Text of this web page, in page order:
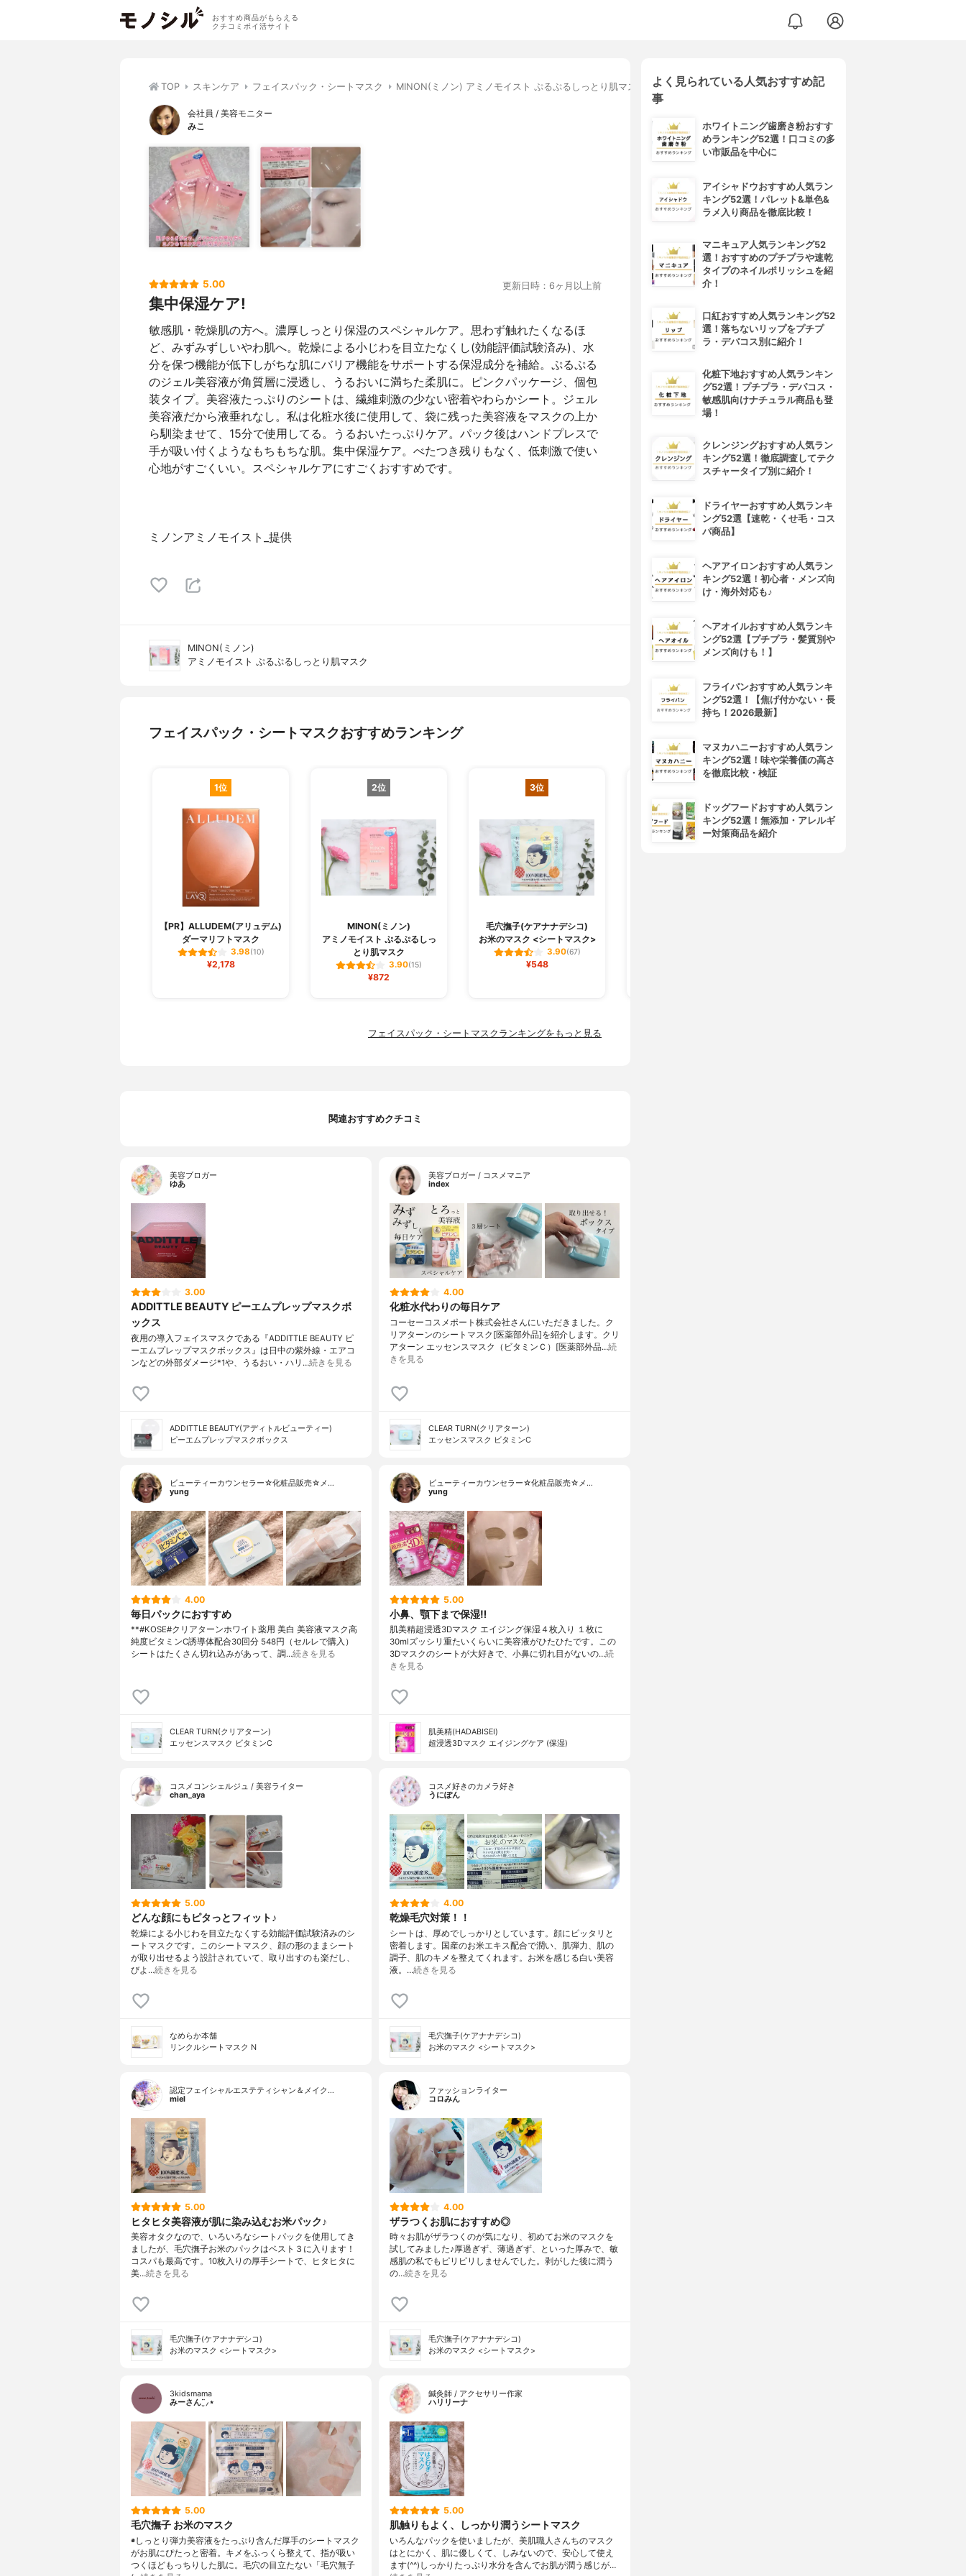
おすすめ商品がもらえる
クチコミポイ活サイト
TOP スキンケア フェイスパック・シートマスク MINON(ミノン) アミノモイスト ぷるぷるしっとり肌マスク
会社員 / 美容モニター
みこ
5.00 更新日時：6ヶ月以上前
集中保湿ケア!
敏感肌・乾燥肌の方へ。濃厚しっとり保湿のスペシャルケア。思わず触れたくなるほ
ど、みずみずしいやわ肌へ。乾燥による小じわを目立たなくし(効能評価試験済み)、水
分を保つ機能が低下しがちな肌にバリア機能をサポートする保湿成分を補給。ぷるぷる
のジェル美容液が角質層に浸透し、うるおいに満ちた柔肌に。ピンクパッケージ、個包
装タイプ。美容液たっぷりのシートは、繊維刺激の少ない密着やわらかシート。ジェル
美容液だから液垂れなし。私は化粧水後に使用して、袋に残った美容液をマスクの上か
ら馴染ませて、15分で使用してる。うるおいたっぷりケア。パック後はハンドプレスで
手が吸い付くようなもちもちな肌。集中保湿ケア。べたつき残りもなく、低刺激で使い
心地がすごくいい。スペシャルケアにすごくおすすめです。
ミノンアミノモイスト_提供
MINON(ミノン)
アミノモイスト ぷるぷるしっとり肌マスク
フェイスパック・シートマスクおすすめランキング
1位
【PR】ALLUDEM(アリュデム)
ダーマリフトマスク
3.98(10)
¥2,178
2位
MINON(ミノン)
アミノモイスト ぷるぷるしっ
とり肌マスク
3.90(15)
¥872
3位
毛穴撫子(ケアナナデシコ)
お米のマスク <シートマスク>
3.90(67)
¥548
フェイスパック・シートマスクランキングをもっと見る
関連おすすめクチコミ
美容ブロガー
ゆあ
3.00
ADDITTLE BEAUTY ピーエムプレップマスクボ
ックス
夜用の導入フェイスマスクである『ADDITTLE BEAUTY ピ
ーエムプレップマスクボックス』は日中の紫外線・エアコ
ンなどの外部ダメージ*1や、うるおい・ハリ…続きを見る
ADDITTLE BEAUTY(アディトルビューティー)
ピーエムプレップマスクボックス
美容ブロガー / コスメマニア
index
4.00
化粧水代わりの毎日ケア
コーセーコスメポート株式会社さんにいただきました。ク
リアターンのシートマスク[医薬部外品]を紹介します。クリ
アターン エッセンスマスク（ビタミンＣ）[医薬部外品…続
きを見る
CLEAR TURN(クリアターン)
エッセンスマスク ビタミンC
ビューティーカウンセラー☆化粧品販売☆メ…
yung
4.00
毎日パックにおすすめ
**#KOSE#クリアターンホワイト薬用 美白 美容液マスク高
純度ビタミンC誘導体配合⁡30回分 548円（セルレで購入）⁡
シートはたくさん切れ込みがあって、調…続きを見る
CLEAR TURN(クリアターン)
エッセンスマスク ビタミンC
ビューティーカウンセラー☆化粧品販売☆メ…
yung
5.00
小鼻、顎下まで保湿‼︎
肌美精超浸透3Dマスク エイジング保湿４枚入り １枚に
30mlズッシリ重たいくらいに美容液がひたひたです。この
3Dマスクのシートが大好きで、小鼻に切れ目がないの…続
きを見る
肌美精(HADABISEI)
超浸透3Dマスク エイジングケア (保湿)
コスメコンシェルジュ / 美容ライター
chan_aya
5.00
どんな顔にもピタっとフィット♪
乾燥による小じわを目立たなくする効能評価試験済みのシ
ートマスクです。このシートマスク、顔の形のままシート
が取り出せるよう設計されていて、取り出すのも楽だし、
びよ…続きを見る
なめらか本舗
リンクルシートマスク N
コスメ好きのカメラ好き
うにぽん
4.00
乾燥毛穴対策！！
シートは、厚めでしっかりとしています。顔にピッタリと
密着します。国産のお米エキス配合で潤い、肌弾力、肌の
調子、肌のキメを整えてくれます。お米を感じる白い美容
液。…続きを見る
毛穴撫子(ケアナナデシコ)
お米のマスク <シートマスク>
認定フェイシャルエステティシャン＆メイク…
miel
5.00
ヒタヒタ美容液が肌に染み込むお米パック♪
美容オタクなので、いろいろなシートパックを使用してき
ましたが、毛穴撫子お米のパックはベスト３に入ります！
コスパも最高です。10枚入りの厚手シートで、ヒタヒタに
美…続きを見る
毛穴撫子(ケアナナデシコ)
お米のマスク <シートマスク>
ファッションライター
コロみん
4.00
ザラつくお肌におすすめ◎
時々お肌がザラつくのが気になり、初めてお米のマスクを
試してみました♪厚過ぎず、薄過ぎず、といった厚みで、敏
感肌の私でもピリピリしませんでした。剥がした後に潤う
の…続きを見る
毛穴撫子(ケアナナデシコ)
お米のマスク <シートマスク>
3kidsmama
みーさん¨̮⸝⋆
5.00
毛穴撫子 お米のマスク
◉しっとり弾力美容液をたっぷり含んだ厚手のシートマスク
がお肌にぴたっと密着。キメをふっくら整えて、指が吸い
つくほどもっちりした肌に。毛穴の目立たない「毛穴無子
鍼灸師 / アクセサリー作家
ハリリーナ
5.00
肌触りもよく、しっかり潤うシートマスク
いろんなパックを使いましたが、美肌職人さんちのマスク
はとにかく、肌に優しくて、しみないので、安心して使え
ます(^^)しっかりたっぷり水分を含んでお肌が潤う感じが…
よく見られている人気おすすめ記
事
ホワイトニング歯磨き粉おすす
めランキング52選！口コミの多
い市販品を中心に
アイシャドウおすすめ人気ラン
キング52選！パレット&単色&
ラメ入り商品を徹底比較！
マニキュア人気ランキング52
選！おすすめのプチプラや速乾
タイプのネイルポリッシュを紹
介！
口紅おすすめ人気ランキング52
選！落ちないリップをプチプ
ラ・デパコス別に紹介！
化粧下地おすすめ人気ランキン
グ52選！プチプラ・デパコス・
敏感肌向けナチュラル商品も登
場！
クレンジングおすすめ人気ラン
キング52選！徹底調査してテク
スチャータイプ別に紹介！
ドライヤーおすすめ人気ランキ
ング52選【速乾・くせ毛・コス
パ商品】
ヘアアイロンおすすめ人気ラン
キング52選！初心者・メンズ向
け・海外対応も♪
ヘアオイルおすすめ人気ランキ
ング52選【プチプラ・髪質別や
メンズ向けも！】
フライパンおすすめ人気ランキ
ング52選！【焦げ付かない・長
持ち！2026最新】
マヌカハニーおすすめ人気ラン
キング52選！味や栄養価の高さ
を徹底比較・検証
ドッグフードおすすめ人気ラン
キング52選！無添加・アレルギ
ー対策商品を紹介